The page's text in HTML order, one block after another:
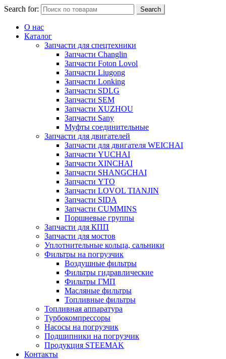
Search for: Search
О нас
Каталог
Запчасти для спецтехники
Запчасти Changlin
Запчасти Foton Lovol
Запчасти Liugong
Запчасти Lonking
Запчасти SDLG
Запчасти SEM
Запчасти XUZHOU
Запчасти Sany
Муфты соединительные
Запчасти для двигателей
Запчасти для двигателя WEICHAI
Запчасти YUCHAI
Запчасти XINCHAI
Запчасти SHANGCHAI
Запчасти YTO
Запчасти LOVOL TIANJIN
Запчасти SIDA
Запчасти CUMMINS
Поршневые группы
Запчасти для КПП
Запчасти для мостов
Уплотнительные кольца, сальники
Фильтры на погрузчик
Воздушные фильтры
Фильтры гидравлические
Фильтры ГМП
Масляные фильтры
Топливные фильтры
Топливная аппаратура
Турбокомпрессоры
Насосы на погрузчик
Подшипники на погрузчик
Продукция STEEMAK
Контакты